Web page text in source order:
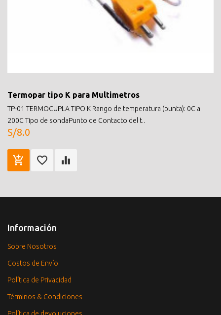
Termopar tipo K para Multimetros
TP-01 TERMOCUPLA TIPO K Rango de temperatura (punta): 0C a
200C Tipo de sondaPunto de Contacto del t..
S/8.0
Información
Sobre Nosotros
Costos de Envío
Política de Privacidad
Términos & Condiciones